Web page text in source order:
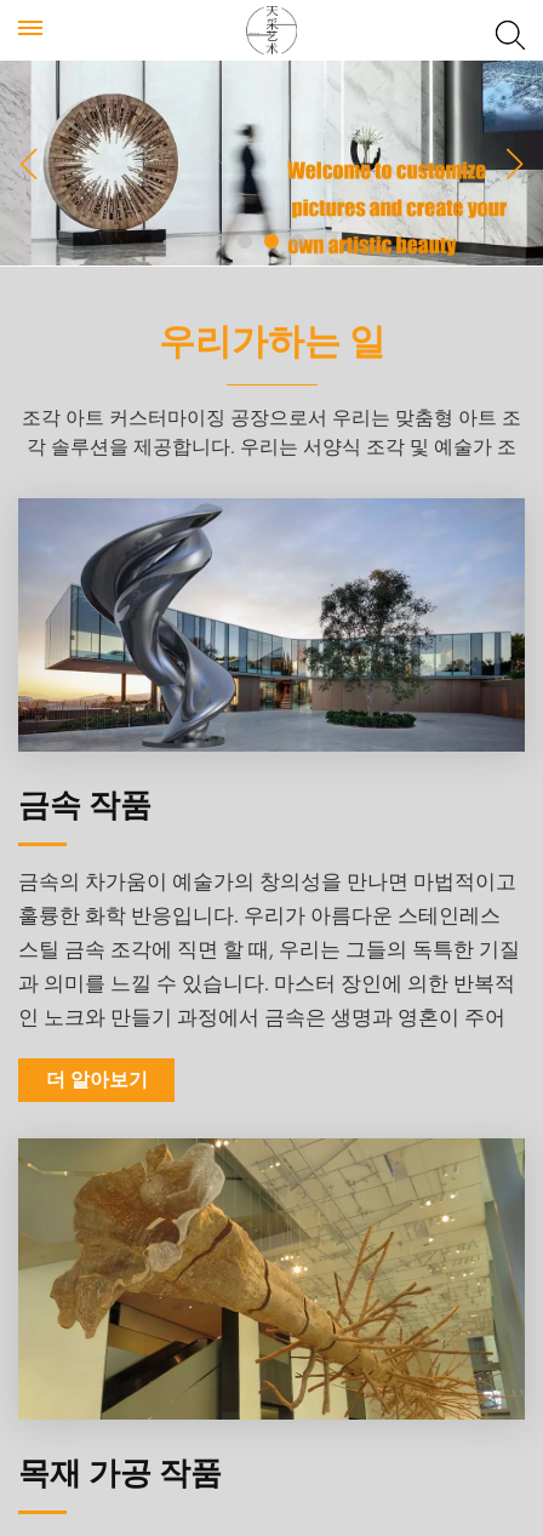
우리가하는 일
조각 아트 커스터마이징 공장으로서 우리는 맞춤형 아트 조
각 솔루션을 제공합니다. 우리는 서양식 조각 및 예술가 조
며 귀하의 요구와 아이디어에 따라 혁신적인 디자인과 고품
질 제작을 제공합니다.
금속 작품
금속의 차가움이 예술가의 창의성을 만나면 마법적이고
훌륭한 화학 반응입니다. 우리가 아름다운 스테인레스
스틸 금속 조각에 직면 할 때, 우리는 그들의 독특한 기질
과 의미를 느낄 수 있습니다. 마스터 장인에 의한 반복적
인 노크와 만들기 과정에서 금속은 생명과 영혼이 주어
더 알아보기
목재 가공 작품